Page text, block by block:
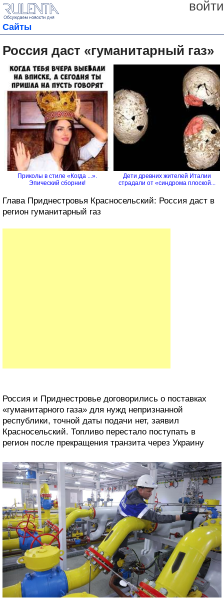
войти
Сайты
Россия даст «гуманитарный газ»
Приколы в стиле «Когда ...».
Эпический сборник!
Дети древних жителей Италии
страдали от «синдрома плоской...
Глава Приднестровья Красносельский: Россия даст в
регион гуманитарный газ
Россия и Приднестровье договорились о поставках
«гуманитарного газа» для нужд непризнанной
республики, точной даты подачи нет, заявил
Красносельский. Топливо перестало поступать в
регион после прекращения транзита через Украину